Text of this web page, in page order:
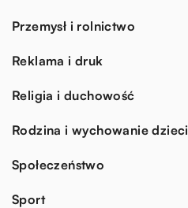
Przemysł i rolnictwo
Reklama i druk
Religia i duchowość
Rodzina i wychowanie dzieci
Społeczeństwo
Sport